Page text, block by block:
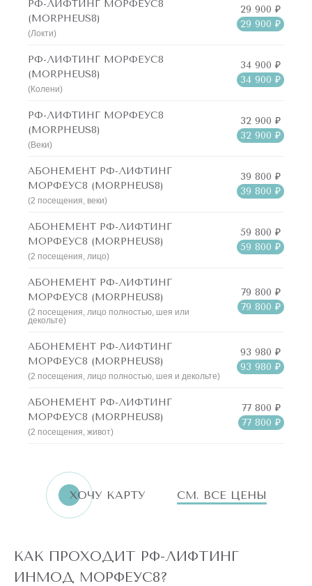
РФ-ЛИФТИНГ МОРФЕУС8
(MORPHEUS8)
(Локти)
29 900 ₽
29 900 ₽
РФ-ЛИФТИНГ МОРФЕУС8
(MORPHEUS8)
(Колени)
34 900 ₽
34 900 ₽
РФ-ЛИФТИНГ МОРФЕУС8
(MORPHEUS8)
(Веки)
32 900 ₽
32 900 ₽
АБОНЕМЕНТ РФ-ЛИФТИНГ
МОРФЕУС8 (MORPHEUS8)
(2 посещения, веки)
39 800 ₽
39 800 ₽
АБОНЕМЕНТ РФ-ЛИФТИНГ
МОРФЕУС8 (MORPHEUS8)
(2 посещения, лицо)
59 800 ₽
59 800 ₽
АБОНЕМЕНТ РФ-ЛИФТИНГ
МОРФЕУС8 (MORPHEUS8)
(2 посещения, лицо полностью, шея или
декольте)
79 800 ₽
79 800 ₽
АБОНЕМЕНТ РФ-ЛИФТИНГ
МОРФЕУС8 (MORPHEUS8)
(2 посещения, лицо полностью, шея и декольте)
93 980 ₽
93 980 ₽
АБОНЕМЕНТ РФ-ЛИФТИНГ
МОРФЕУС8 (MORPHEUS8)
(2 посещения, живот)
77 800 ₽
77 800 ₽
ХОЧУ КАРТУ СМ. ВСЕ ЦЕНЫ
КАК ПРОХОДИТ РФ-ЛИФТИНГ
ИНМОД МОРФЕУС8?